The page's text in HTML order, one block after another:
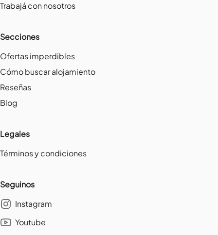
Trabajá con nosotros
Secciones
Ofertas imperdibles
Cómo buscar alojamiento
Reseñas
Blog
Legales
Términos y condiciones
Seguinos
Instagram
Youtube